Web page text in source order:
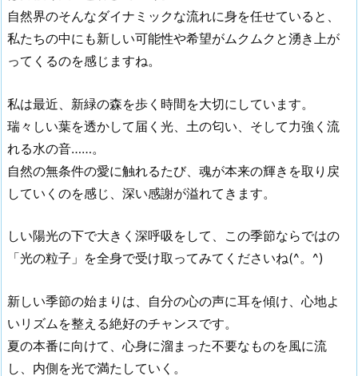
自然界のそんなダイナミックな流れに身を任せていると、
私たちの中にも新しい可能性や希望がムクムクと湧き上が
ってくるのを感じますね。
私は最近、新緑の森を歩く時間を大切にしています。
瑞々しい葉を透かして届く光、土の匂い、そして力強く流
れる水の音……。
自然の無条件の愛に触れるたび、魂が本来の輝きを取り戻
していくのを感じ、深い感謝が溢れてきます。
しい陽光の下で大きく深呼吸をして、この季節ならではの
「光の粒子」を全身で受け取ってみてくださいね(^。^)
新しい季節の始まりは、自分の心の声に耳を傾け、心地よ
いリズムを整える絶好のチャンスです。
夏の本番に向けて、心身に溜まった不要なものを風に流
し、内側を光で満たしていく。